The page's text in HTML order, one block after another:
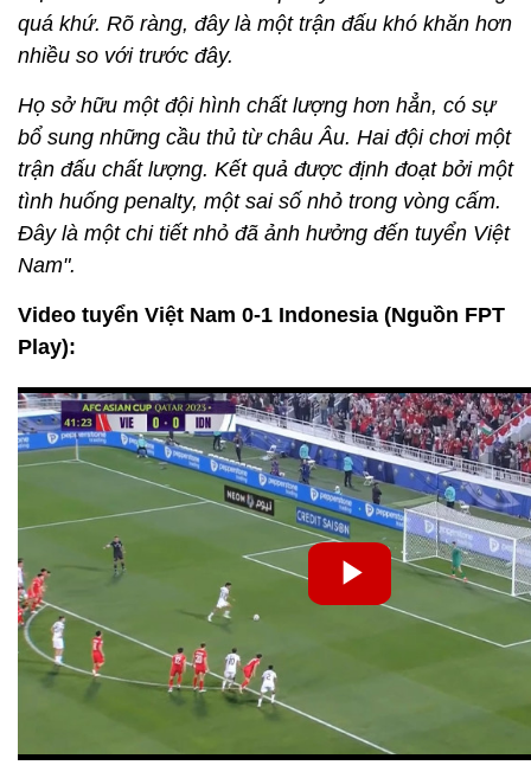
quá khứ. Rõ ràng, đây là một trận đấu khó khăn hơn
nhiều so với trước đây.
Họ sở hữu một đội hình chất lượng hơn hẳn, có sự
bổ sung những cầu thủ từ châu Âu. Hai đội chơi một
trận đấu chất lượng. Kết quả được định đoạt bởi một
tình huống penalty, một sai số nhỏ trong vòng cấm.
Đây là một chi tiết nhỏ đã ảnh hưởng đến tuyển Việt
Nam".
Video tuyển Việt Nam 0-1 Indonesia (Nguồn FPT
Play):